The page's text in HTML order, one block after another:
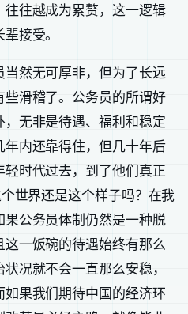
往越成为累赘，这一逻辑
接受。
然无可厚非，但为了长远
滑稽了。公务员的所谓好
无非是待遇、福利和稳定
内还靠得住，但几十年后
时代过去，到了他们真正
世界还是这个样子吗？在我
公务员体制仍然是一种脱
一饭碗的待遇始终有那么
况就不会一直那么安稳，
果我们期待中国的经济环